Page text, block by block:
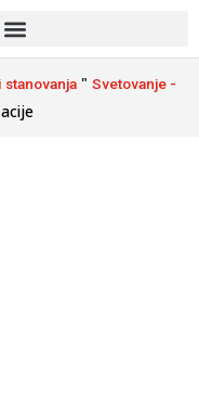
" Svetovanje -